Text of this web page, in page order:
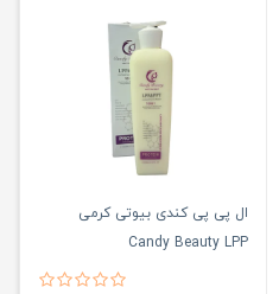
ال پی پی کندی بیوتی کرمی
Candy Beauty LPP